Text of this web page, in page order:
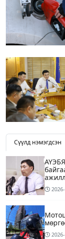
Сүүлд нэмэгдсэн